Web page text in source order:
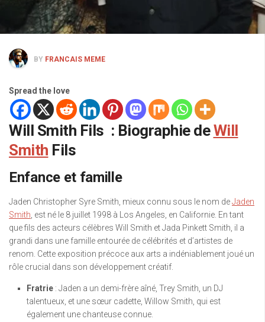
BY FRANCAIS MEME
Spread the love
Will Smith Fils : Biographie deWill
Smith Fils
Enfance et famille
Jaden Christopher Syre Smith, mieux connu sous le nom deJaden
Smith , est né le 8 juillet 1998 à Los Angeles, en Californie. En tant
que fils des acteurs célèbres Will Smith et Jada Pinkett Smith, il a
grandi dans une famille entourée de célébrités et d’artistes de
renom. Cette exposition précoce aux arts a indéniablement joué un
rôle crucial dans son développement créatif.
Fratrie : Jaden a un demi-frère aîné, Trey Smith, un DJ
talentueux, et une sœur cadette, Willow Smith, qui est
également une chanteuse connue.